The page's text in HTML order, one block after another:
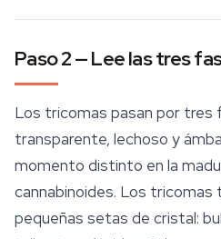
Paso 2 — Lee las tres
Los tricomas pasan por tres
transparente, lechoso y
momento distinto en la
cannabinoides. Los
pequeñas setas de cristal: